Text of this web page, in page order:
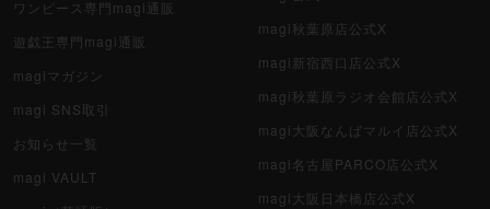
ワンピース専門magi通販
遊戯王専門magi通販
magiマガジン
magi SNS取引
お知らせ一覧
magi VAULT
magi秋葉原店公式X
magi新宿西口店公式X
magi秋葉原ラジオ会館店公式X
magi大阪なんばマルイ店公式X
magi名古屋PARCO店公式X
magi大阪日本橋店公式X